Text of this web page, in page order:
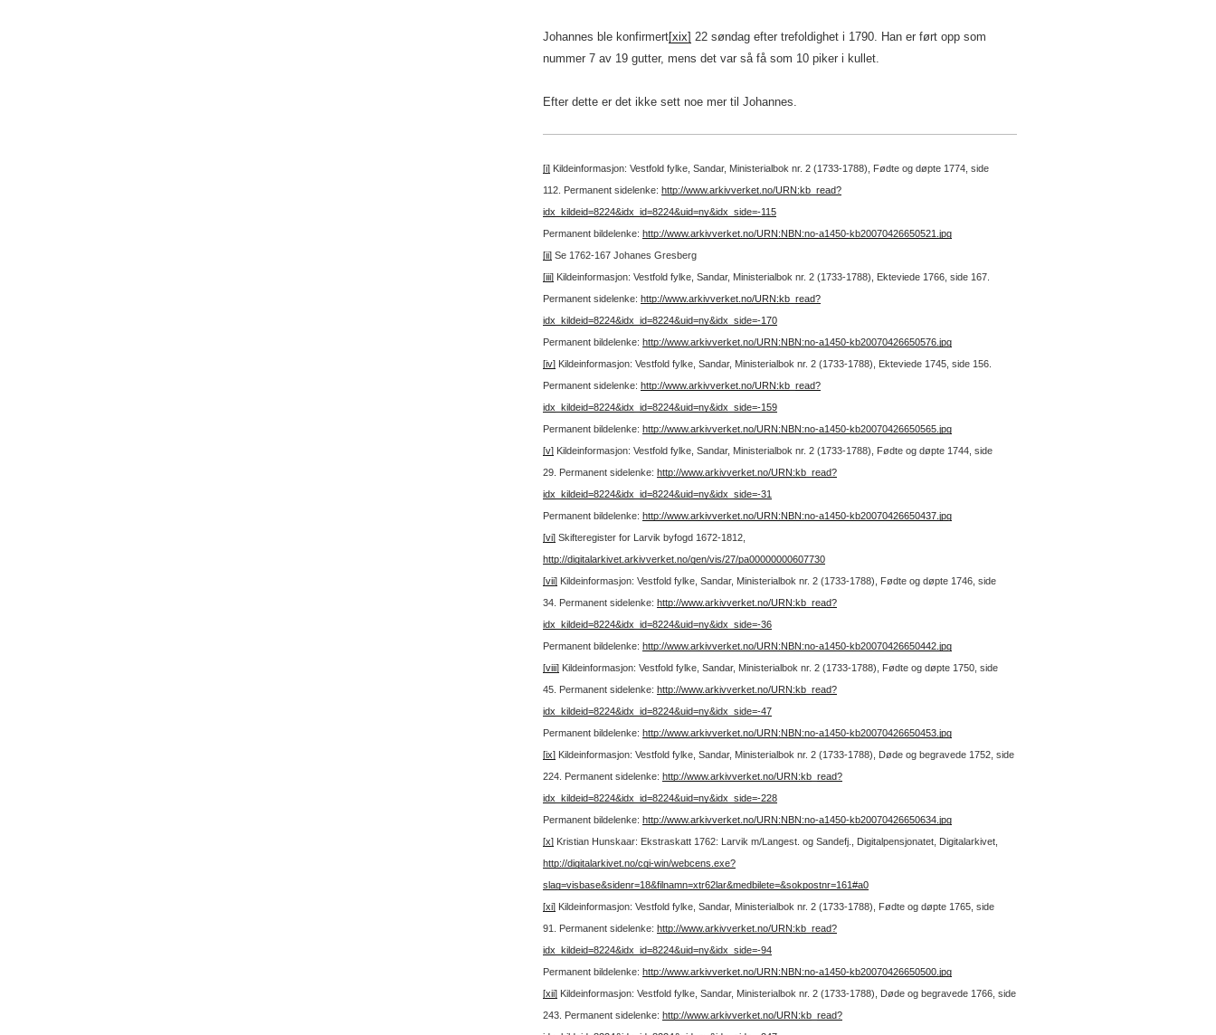
Johannes ble konfirmert[xix] 22 søndag efter trefoldighet i 1790. Han er ført opp som
nummer 7 av 19 gutter, mens det var så få som 10 piker i kullet.
Efter dette er det ikke sett noe mer til Johannes.
[i]Kildeinformasjon: Vestfold fylke, Sandar, Ministerialbok nr. 2 (1733-1788), Fødte og døpte 1774, side
112. Permanent sidelenke: http://www.arkivverket.no/URN:kb_read?
idx_kildeid=8224&idx_id=8224&uid=ny&idx_side=-115
Permanent bildelenke: http://www.arkivverket.no/URN:NBN:no-a1450-kb20070426650521.jpg
[ii]Se 1762-167 Johanes Gresberg
[iii]Kildeinformasjon: Vestfold fylke, Sandar, Ministerialbok nr. 2 (1733-1788), Ekteviede 1766, side 167.
Permanent sidelenke: http://www.arkivverket.no/URN:kb_read?
idx_kildeid=8224&idx_id=8224&uid=ny&idx_side=-170
Permanent bildelenke: http://www.arkivverket.no/URN:NBN:no-a1450-kb20070426650576.jpg
[iv]Kildeinformasjon: Vestfold fylke, Sandar, Ministerialbok nr. 2 (1733-1788), Ekteviede 1745, side 156.
Permanent sidelenke: http://www.arkivverket.no/URN:kb_read?
idx_kildeid=8224&idx_id=8224&uid=ny&idx_side=-159
Permanent bildelenke: http://www.arkivverket.no/URN:NBN:no-a1450-kb20070426650565.jpg
[v]Kildeinformasjon: Vestfold fylke, Sandar, Ministerialbok nr. 2 (1733-1788), Fødte og døpte 1744, side
29. Permanent sidelenke: http://www.arkivverket.no/URN:kb_read?
idx_kildeid=8224&idx_id=8224&uid=ny&idx_side=-31
Permanent bildelenke: http://www.arkivverket.no/URN:NBN:no-a1450-kb20070426650437.jpg
[vi]Skifteregister for Larvik byfogd 1672-1812,
http://digitalarkivet.arkivverket.no/gen/vis/27/pa00000000607730
[vii]Kildeinformasjon: Vestfold fylke, Sandar, Ministerialbok nr. 2 (1733-1788), Fødte og døpte 1746, side
34. Permanent sidelenke: http://www.arkivverket.no/URN:kb_read?
idx_kildeid=8224&idx_id=8224&uid=ny&idx_side=-36
Permanent bildelenke: http://www.arkivverket.no/URN:NBN:no-a1450-kb20070426650442.jpg
[viii]Kildeinformasjon: Vestfold fylke, Sandar, Ministerialbok nr. 2 (1733-1788), Fødte og døpte 1750, side
45. Permanent sidelenke: http://www.arkivverket.no/URN:kb_read?
idx_kildeid=8224&idx_id=8224&uid=ny&idx_side=-47
Permanent bildelenke: http://www.arkivverket.no/URN:NBN:no-a1450-kb20070426650453.jpg
[ix]Kildeinformasjon: Vestfold fylke, Sandar, Ministerialbok nr. 2 (1733-1788), Døde og begravede 1752, side
224. Permanent sidelenke: http://www.arkivverket.no/URN:kb_read?
idx_kildeid=8224&idx_id=8224&uid=ny&idx_side=-228
Permanent bildelenke: http://www.arkivverket.no/URN:NBN:no-a1450-kb20070426650634.jpg
[x]Kristian Hunskaar: Ekstraskatt 1762: Larvik m/Langest. og Sandefj., Digitalpensjonatet, Digitalarkivet,
http://digitalarkivet.no/cgi-win/webcens.exe?
slag=visbase&sidenr=18&filnamn=xtr62lar&medbilete=&sokpostnr=161#a0
[xi]Kildeinformasjon: Vestfold fylke, Sandar, Ministerialbok nr. 2 (1733-1788), Fødte og døpte 1765, side
91.
Permanent sidelenke: http://www.arkivverket.no/URN:kb_read?
idx_kildeid=8224&idx_id=8224&uid=ny&idx_side=-94
Permanent bildelenke: http://www.arkivverket.no/URN:NBN:no-a1450-kb20070426650500.jpg
[xii]Kildeinformasjon: Vestfold fylke, Sandar, Ministerialbok nr. 2 (1733-1788), Døde og begravede 1766, side
243. Permanent sidelenke: http://www.arkivverket.no/URN:kb_read?